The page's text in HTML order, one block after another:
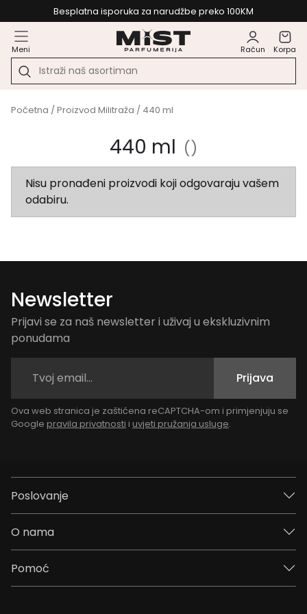
Besplatna isporuka za narudžbe preko 100KM
Meni Račun Korpa
Početna / Proizvod Militraža / 440 ml
440 ml ()
Nisu pronađeni proizvodi koji odgovaraju vašem
odabiru.
Newsletter
Prijavi se za naš newsletter i uživaj u ekskluzivnim
ponudama
Prijava
Ova web stranica je zaštićena reCAPTCHA-om i primjenjuju se
Google pravila privatnosti i uvjeti pružanja usluge.
Poslovanje
O nama
Pomoć